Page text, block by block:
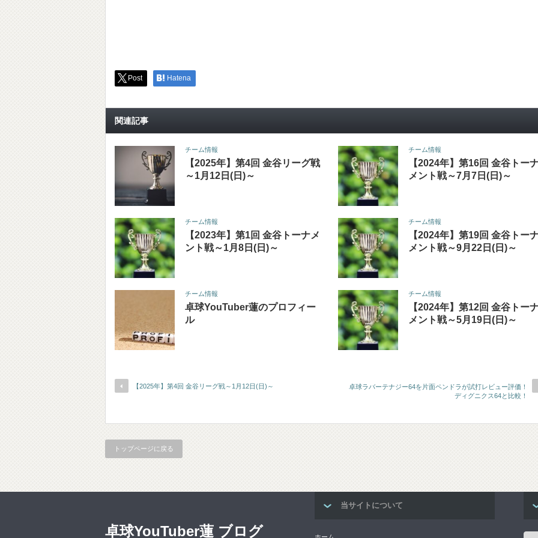
Post Hatena
関連記事
チーム情報
【2025年】第4回 金谷リーグ戦
～1月12日(日)～
チーム情報
【2024年】第16回 金谷トー
メント戦～7月7日(日)～
チーム情報
【2023年】第1回 金谷トーナメ
ント戦～1月8日(日)～
チーム情報
【2024年】第19回 金谷トー
メント戦～9月22日(日)～
チーム情報
卓球YouTuber蓮のプロフィー
ル
チーム情報
【2024年】第12回 金谷トー
メント戦～5月19日(日)～
【2025年】第4回 金谷リーグ戦～1月12日(日)～
卓球ラバーテナジー64を片面ペンドラが試打レビュー評価！
ディグニクス64と比較！
トップページに戻る
当サイトについて
カ
卓球YouTuber蓮 ブログ